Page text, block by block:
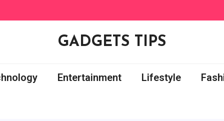
GADGETS TIPS
Entertainment Lifestyle